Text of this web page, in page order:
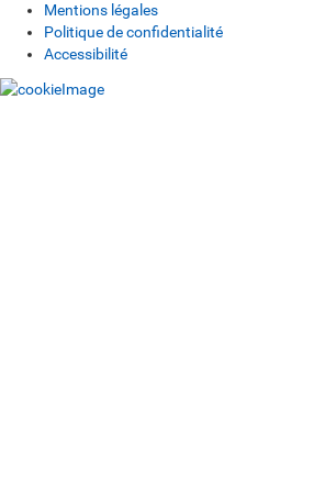
Mentions légales
Politique de confidentialité
Accessibilité